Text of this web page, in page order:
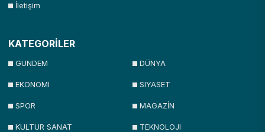
İletişim
KATEGORİLER
GUNDEM DÜNYA
EKONOMI SIYASET
SPOR MAGAZİN
KULTUR SANAT TEKNOLOJI